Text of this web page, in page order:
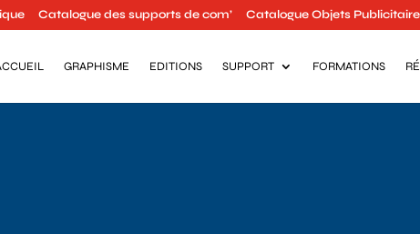
Catalogue des supports de com’ Catalogue Objets
GRAPHISME EDITIONS SUPPORT FORMATIONS